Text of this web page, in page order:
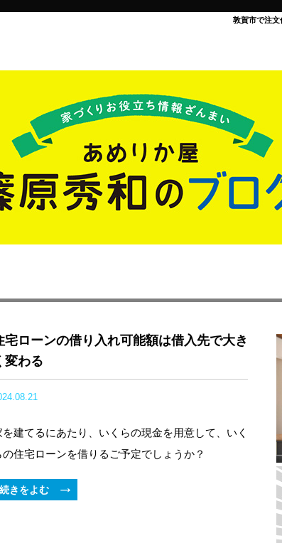
敦賀市で注
宅ローンの借り入れ可能額は借入先で大き
変わる
を建てるにあたり、いくらの現金を用意して、いく
の住宅ローンを借りるご予定でしょうか？
続きをよむ